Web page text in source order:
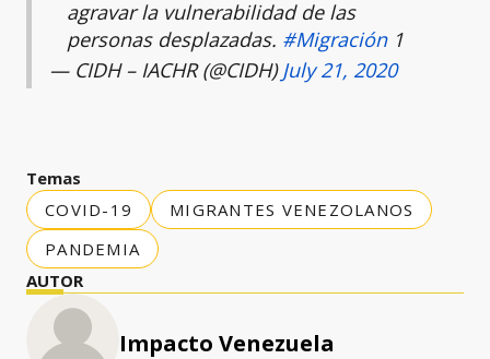
agravar la vulnerabilidad de las
personas desplazadas. #Migración1
— CIDH – IACHR (@CIDH)July 21, 2020
Temas
COVID-19
MIGRANTES VENEZOLANOS
PANDEMIA
AUTOR
Impacto Venezuela